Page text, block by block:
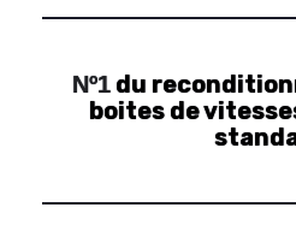
Nº1du
boites de